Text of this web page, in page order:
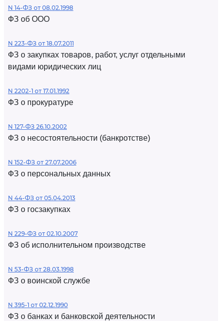
N 14-ФЗ от 08.02.1998
ФЗ об ООО
N 223-ФЗ от 18.07.2011
ФЗ о закупках товаров, работ, услуг отдельными
видами юридических лиц
N 2202-1 от 17.01.1992
ФЗ о прокуратуре
N 127-ФЗ 26.10.2002
ФЗ о несостоятельности (банкротстве)
N 152-ФЗ от 27.07.2006
ФЗ о персональных данных
N 44-ФЗ от 05.04.2013
ФЗ о госзакупках
N 229-ФЗ от 02.10.2007
ФЗ об исполнительном производстве
N 53-ФЗ от 28.03.1998
ФЗ о воинской службе
N 395-1 от 02.12.1990
ФЗ о банках и банковской деятельности